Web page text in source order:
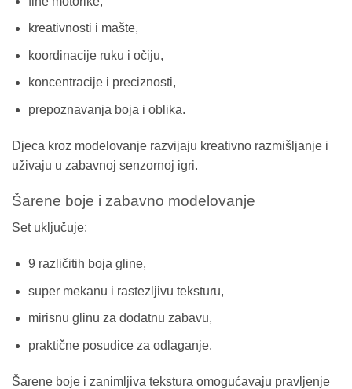
kreativnosti i mašte,
koordinacije ruku i očiju,
koncentracije i preciznosti,
prepoznavanja boja i oblika.
Djeca kroz modelovanje razvijaju kreativno razmišljanje i
uživaju u zabavnoj senzornoj igri.
Šarene boje i zabavno modelovanje
Set uključuje:
9 različitih boja gline,
super mekanu i rastezljivu teksturu,
mirisnu glinu za dodatnu zabavu,
praktične posudice za odlaganje.
Šarene boje i zanimljiva tekstura omogućavaju pravljenje